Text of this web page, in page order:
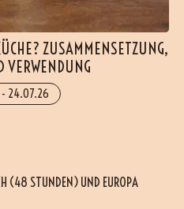
ZUSAMMENSETZUNG,
VERWENDUNG
- 24.07.26
(48 STUNDEN) UND EUROPA